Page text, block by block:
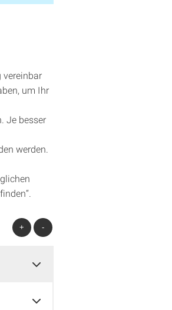
vereinbar
um Ihr
Je besser
werden.
+ -